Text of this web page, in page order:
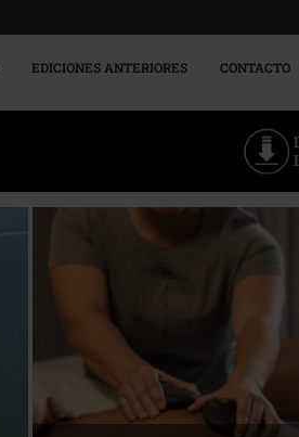
EDICIONES ANTERIORES CONTACTO